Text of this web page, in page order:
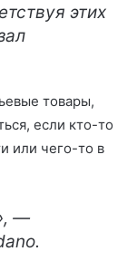
этих
товары,
если кто-то
или чего-то в
—